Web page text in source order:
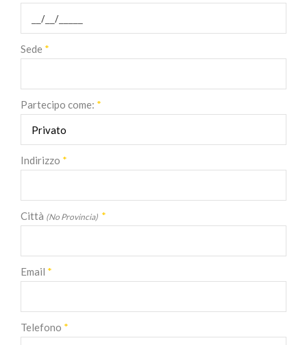
Sede *
Partecipo come: *
Indirizzo *
Città (No Provincia) *
Email *
Telefono *